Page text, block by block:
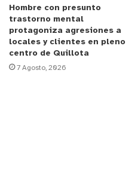
Hombre con presunto
trastorno mental
protagoniza agresiones a
locales y clientes en pleno
centro de Quillota
7 Agosto, 2026